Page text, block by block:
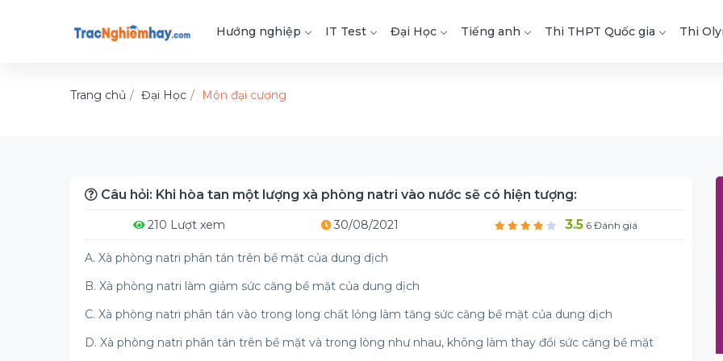
Hướng nghiệp IT Test Đại Học Tiếng anh Thi THPT Quốc gia Thi
Trang chủ Đại Học Môn đại cương
Câu hỏi: Khi hòa tan một lượng xà phòng natri vào nước sẽ có hiện tượng:
210 Lượt xem 30/08/2021 3.56 Đánh giá
A. Xà phòng natri phân tán trên bề mặt của dung dịch
B. Xà phòng natri làm giảm sức căng bề mặt của dung dịch
C. Xà phòng natri phân tán vào trong long chất lỏng làm tăng sức căng bề mặt của dung dịch
D. Xà phòng natri phân tán trên bề mặt và trong lòng như nhau, không làm thay đổi sức căng bề mặt